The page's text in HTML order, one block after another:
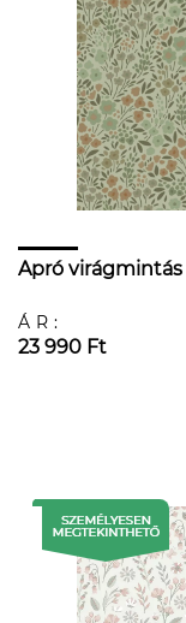
Apró
ÁR:
23 990 Ft